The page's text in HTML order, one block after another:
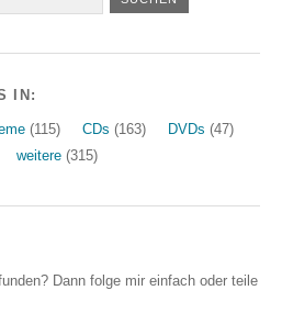
IN:
(115) CDs (163) DVDs (47)
weitere (315)
Dann folge mir einfach oder teile